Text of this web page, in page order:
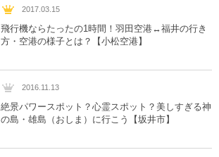
2017.03.15
飛行機ならたったの1時間！羽田空港↔︎福井の行き
方・空港の様子とは？【小松空港】
2016.11.13
絶景パワースポット？心霊スポット？美しすぎる神
の島・雄島（おしま）に行こう【坂井市】